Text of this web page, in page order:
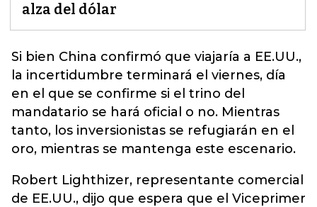
alza del dólar
Si bien China confirmó que viajaría a EE.UU.,
la incertidumbre terminará el viernes, día
en el que se confirme si el trino del
mandatario se hará oficial o no. Mientras
tanto, los inversionistas se refugiarán en el
oro, mientras se mantenga este escenario.
Robert Lighthizer, representante comercial
de EE.UU., dijo que espera que el Viceprimer